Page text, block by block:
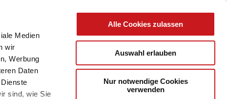
Medien
wir
Werbung
Daten
sind, wie Sie
Alle Cookies zulassen
Auswahl erlauben
Nur notwendige Cookies
verwenden